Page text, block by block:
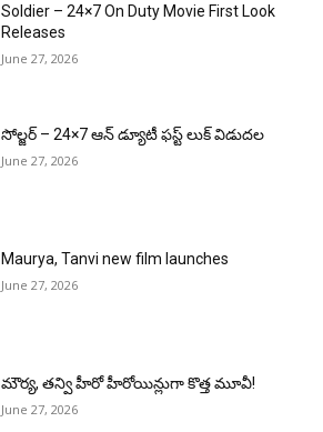
Soldier – 24×7 On Duty Movie First Look
Releases
June 27, 2026
సోల్జర్ – 24×7 ఆన్ డ్యూటీ ఫస్ట్ లుక్ విడుదల
June 27, 2026
Maurya, Tanvi new film launches
June 27, 2026
మౌర్య‌, త‌న్వి హీరో హీరోయిన్లుగా కొత్త మూవీ!
June 27, 2026